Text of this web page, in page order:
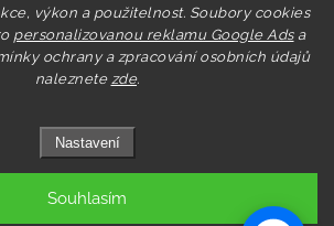
výkon a použitelnost. Soubory cookies
personalizovanou reklamu Google Adsa
ochrany a zpracování osobních údajů
naleznete zde.
Nastavení
Souhlasím
Pastry.cz. Všechna práva vyhrazena.